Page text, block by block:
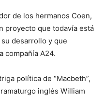
de los hermanos Coen,
proyecto que todavía está
desarrollo y que
compañía A24.
política de “Macbeth”,
inglés William